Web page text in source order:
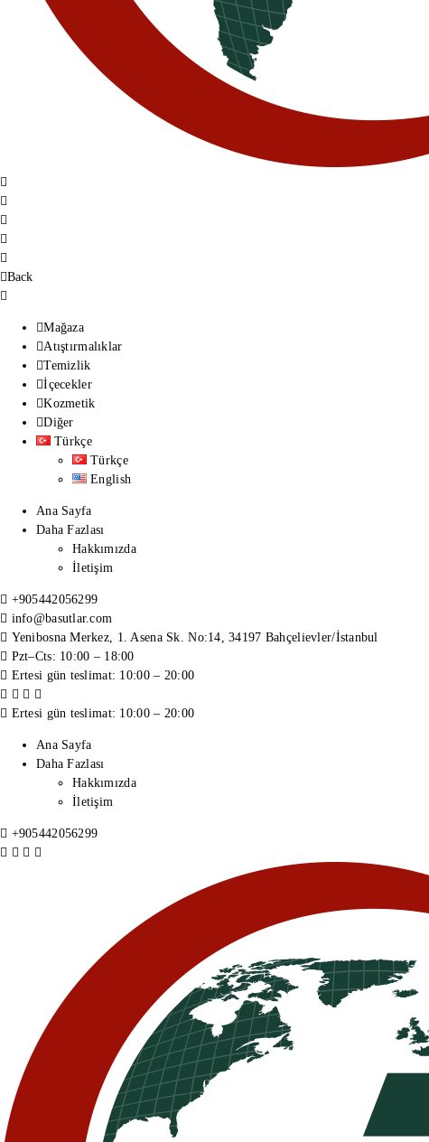
Back
Mağaza
Atıştırmalıklar
Temizlik
İçecekler
Kozmetik
Diğer
Türkçe
Türkçe
English
Ana Sayfa
Daha Fazlası
Hakkımızda
İletişim
+905442056299
info@basutlar.com
Yenibosna Merkez, 1. Asena Sk. No:14, 34197 Bahçelievler/İstanbul
Pzt–Cts: 10:00 – 18:00
Ertesi gün teslimat: 10:00 – 20:00
Ertesi gün teslimat: 10:00 – 20:00
Ana Sayfa
Daha Fazlası
Hakkımızda
İletişim
+905442056299